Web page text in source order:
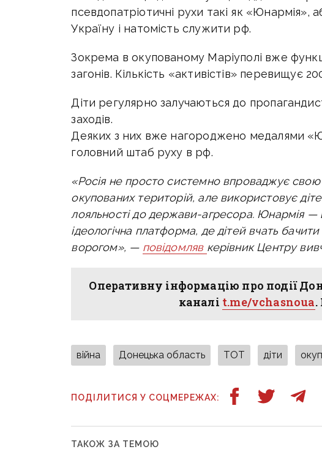
псевдопатріотичні рухи такі як «Юнармія»,
Україну і натомість служити рф.
Зокрема в окупованому Маріуполі вже
загонів. Кількість «активістів» перевищує
Діти регулярно залучаються до
заходів.
Деяких з них вже нагороджено медалями
головний штаб руху в рф.
«Росія не просто системно впроваджує свою
окупованих територій, але використовує
лояльності до держави-агресора. Юнармія —
ідеологічна платформа, де дітей вчать
ворогом», — повідомляв керівник Центру
Оперативну інформацію про події
каналі t.me/vchasnoua.
війна Донецька область ТОТ діти
ПОДІЛИТИСЯ У СОЦМЕРЕЖАХ:
ТАКОЖ ЗА ТЕМОЮ